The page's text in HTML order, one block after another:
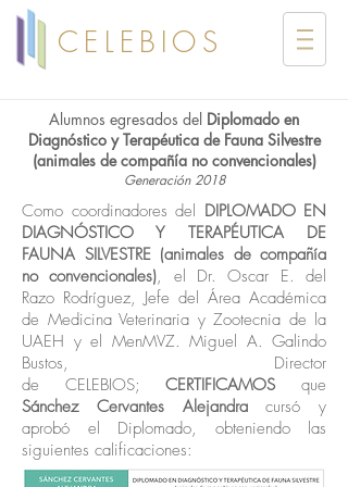
CELEBIOS
Alumnos egresados del Diplomado en
Diagnóstico y Terapéutica de Fauna Silvestre
(animales de compañía no convencionales)
Generación 2018
Como coordinadores del DIPLOMADO EN
DIAGNÓSTICO Y TERAPÉUTICA DE
FAUNA SILVESTRE (animales de compañía
no convencionales), el Dr. Oscar E. del
Razo Rodríguez, Jefe del Área Académica
de Medicina Veterinaria y Zootecnia de la
UAEH y el MenMVZ. Miguel A. Galindo
Bustos, Director
de CELEBIOS;CERTIFICAMOS que
Sánchez Cervantes Alejandracursó y
aprobó el Diplomado, obteniendo las
siguientes calificaciones: